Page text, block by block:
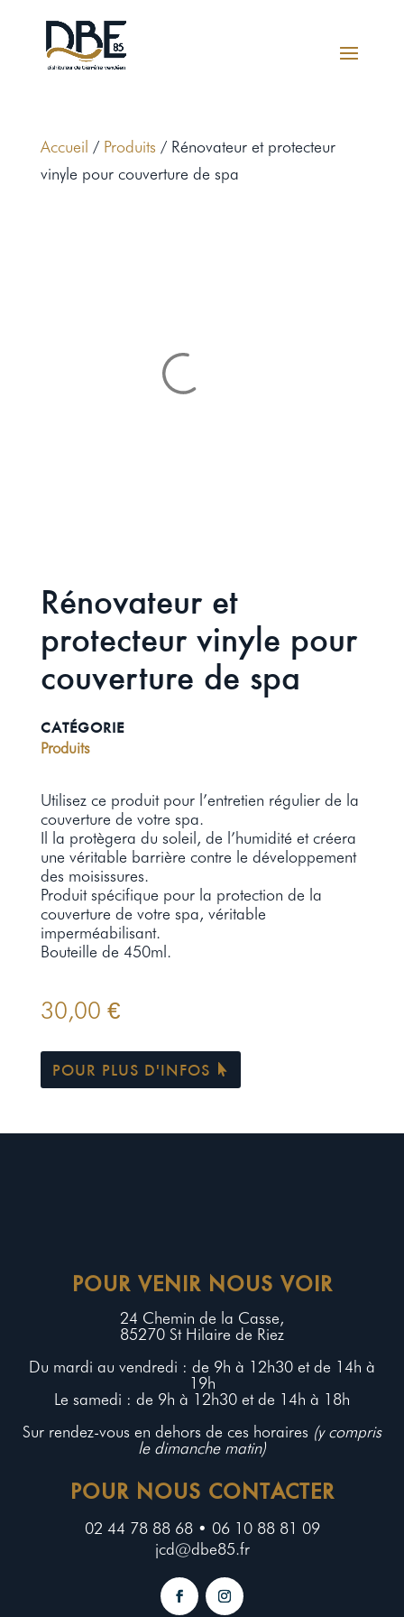
Accueil / Produits / Rénovateur et protecteur
vinyle pour couverture de spa
Rénovateur et
protecteur vinyle pour
couverture de spa
CATÉGORIE
Produits
Utilisez ce produit pour l’entretien régulier de la
couverture de votre spa.
Il la protègera du soleil, de l’humidité et créera
une véritable barrière contre le développement
des moisissures.
Produit spécifique pour la protection de la
couverture de votre spa, véritable
imperméabilisant.
Bouteille de 450ml.
30,00 €
POUR PLUS D'INFOS
POUR VENIR NOUS VOIR
24 Chemin de la Casse,
85270 St Hilaire de Riez
Du mardi au vendredi : de 9h à 12h30 et de 14h à
19h
Le samedi : de 9h à 12h30 et de 14h à 18h
Sur rendez-vous en dehors de ces horaires (y compris
le dimanche matin)
POUR NOUS CONTACTER
02 44 78 88 68 • 06 10 88 81 09
jcd@dbe85.fr